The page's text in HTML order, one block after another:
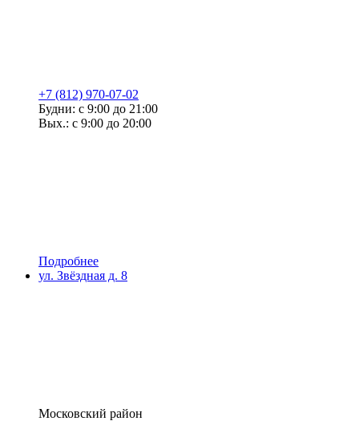
+7 (812) 970-07-02
Будни: с 9:00 до 21:00
Вых.: с 9:00 до 20:00
Подробнее
ул. Звёздная д. 8
Московский район